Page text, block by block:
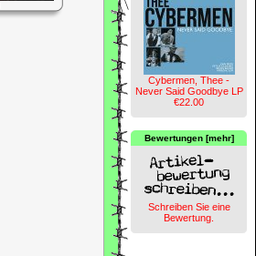
Cybermen, Thee -
Never Said Goodbye LP
€22.00
Bewertungen [mehr]
Schreiben Sie eine
Bewertung.